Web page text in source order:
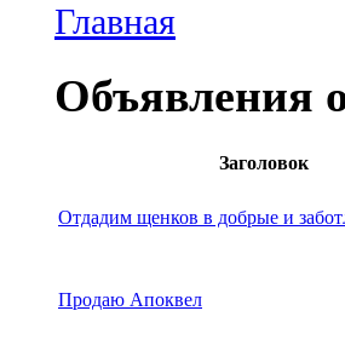
Главная
Объявления
Заголовок
Отдадим щенков в добрые и
Продаю Апоквел